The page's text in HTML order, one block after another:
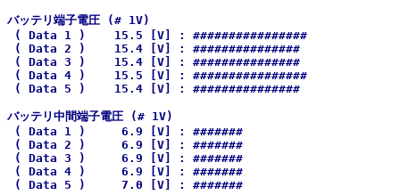
バッテリ端子電圧 (# 1V)
( Data 1 )    15.5 [V] : ################
( Data 2 )    15.4 [V] : ###############
( Data 3 )    15.4 [V] : ###############
( Data 4 )    15.5 [V] : ################
( Data 5 )    15.4 [V] : ###############
バッテリ中間端子電圧 (# 1V)
( Data 1 )     6.9 [V] : #######
( Data 2 )     6.9 [V] : #######
( Data 3 )     6.9 [V] : #######
( Data 4 )     6.9 [V] : #######
( Data 5 )     7.0 [V] : #######